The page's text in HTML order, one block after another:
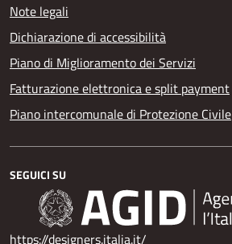
Note legali
Dichiarazione di accessibilità
Piano di Miglioramento dei Servizi
Fatturazione elettronica e split payment
Piano intercomunale di Protezione Civile
SEGUICI SU
https://designers.italia.it/